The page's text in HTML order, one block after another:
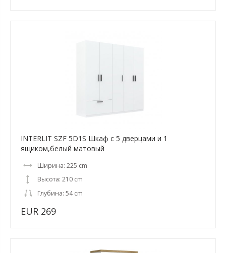
INTERLIT SZF 5D1S Шкаф с 5 дверцами и 1
ящиком,белый матовый
Ширина: 225 cm
Высота: 210 cm
Глубина: 54 cm
EUR 269